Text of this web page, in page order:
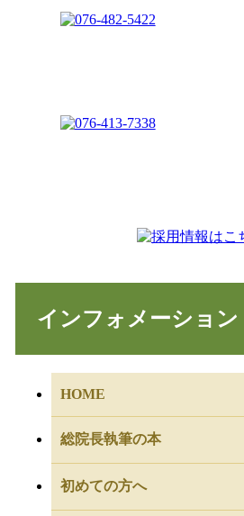
インフォメーション
HOME
総院長執筆の本
初めての方へ